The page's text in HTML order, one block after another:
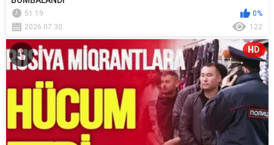
51:19
0%
2026.07.30
122
HD